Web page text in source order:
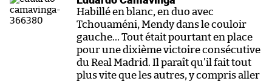
Habillé en blanc, en duo avec
Tchouaméni, Mendy dans le couloir
gauche… Tout était pourtant en place
pour une dixième victoire consécutive
du Real Madrid. Il paraît qu’il fait tout
plus vite que les autres, y compris aller